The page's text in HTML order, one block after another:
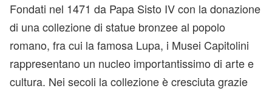
Fondati nel 1471 da Papa Sisto IV con la donazione
di una collezione di statue bronzee al popolo
romano, fra cui la famosa Lupa, i Musei Capitolini
rappresentano un nucleo importantissimo di arte e
cultura. Nei secoli la collezione è cresciuta grazie